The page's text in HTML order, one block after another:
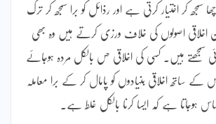
سمجھ کر اختیار کرتی ہے اور رذائل کو برا سمجھ کر ترک
اخلاقی اصولوں کی خلاف ورزی کرتے ہیں وہ بھی
سمجھتے ہیں۔ کسی کی اخلاقی حس بالکل مردہ ہوجائے
ساتھ اخلاقی بنیادوں کو پامال کر کے برا معاملہ
ہوجاتا ہے کہ ایسا کرنا بالکل غلط ہے۔